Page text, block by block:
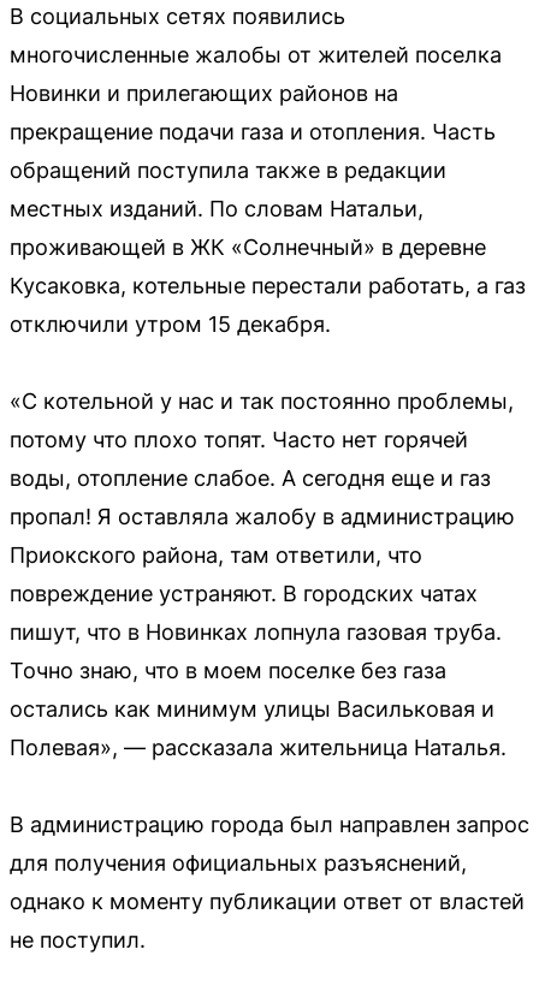
В социальных сетях появились
многочисленные жалобы от жителей поселка
Новинки и прилегающих районов на
прекращение подачи газа и отопления. Часть
обращений поступила также в редакции
местных изданий. По словам Натальи,
проживающей в ЖК «Солнечный» в деревне
Кусаковка, котельные перестали работать, а газ
отключили утром 15 декабря.
«С котельной у нас и так постоянно проблемы,
потому что плохо топят. Часто нет горячей
воды, отопление слабое. А сегодня еще и газ
пропал! Я оставляла жалобу в администрацию
Приокского района, там ответили, что
повреждение устраняют. В городских чатах
пишут, что в Новинках лопнула газовая труба.
Точно знаю, что в моем поселке без газа
остались как минимум улицы Васильковая и
Полевая», — рассказала жительница Наталья.
В администрацию города был направлен запрос
для получения официальных разъяснений,
однако к моменту публикации ответ от властей
не поступил.